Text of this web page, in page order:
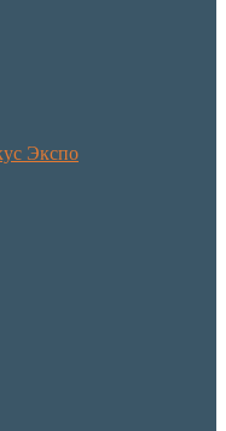
Экспо